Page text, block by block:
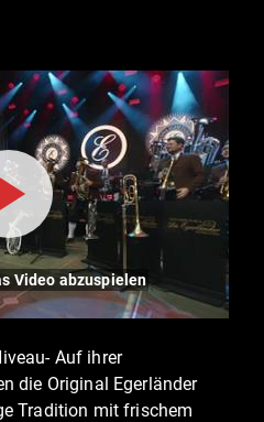
Video abzuspielen
Auf ihrer
die Original Egerländer
Tradition mit frischem